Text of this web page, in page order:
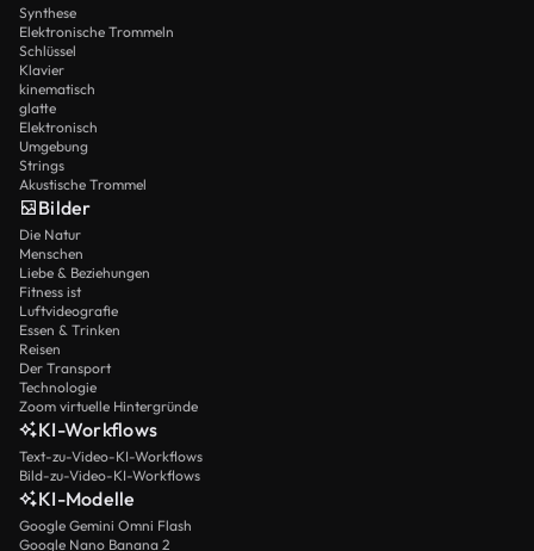
Synthese
Elektronische Trommeln
Schlüssel
Klavier
kinematisch
glatte
Elektronisch
Umgebung
Strings
Akustische Trommel
Bilder
Die Natur
Menschen
Liebe & Beziehungen
Fitness ist
Luftvideografie
Essen & Trinken
Reisen
Der Transport
Technologie
Zoom virtuelle Hintergründe
KI-Workflows
Text-zu-Video-KI-Workflows
Bild-zu-Video-KI-Workflows
KI-Modelle
Google Gemini Omni Flash
Google Nano Banana 2